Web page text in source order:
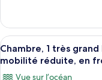
front
de
mer
(Couples)
le
type
de
chambre
Afficher
toutes
9
Chambre, 1 très
mobilité réduite, en
Vue sur l’océan